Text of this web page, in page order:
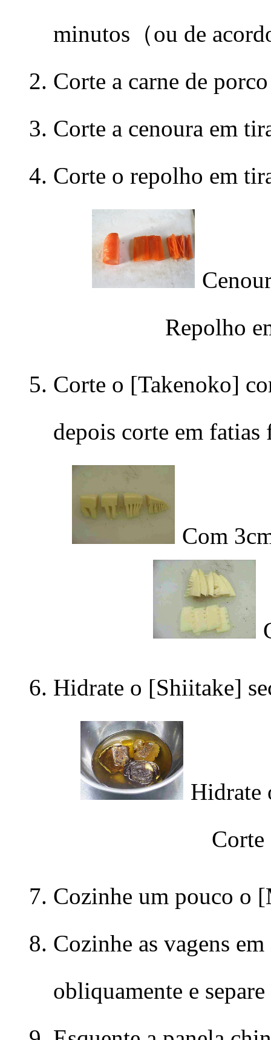
minutos（ou de
Corte a carne de
Corte a cenoura em
Corte o repolho em
Repolho
Corte o [Takenoko]
depois corte em fatias
Com
Hidrate o [Shiitake]
Hidrate
Corte
Cozinhe um pouco o
Cozinhe as vagens
obliquamente e